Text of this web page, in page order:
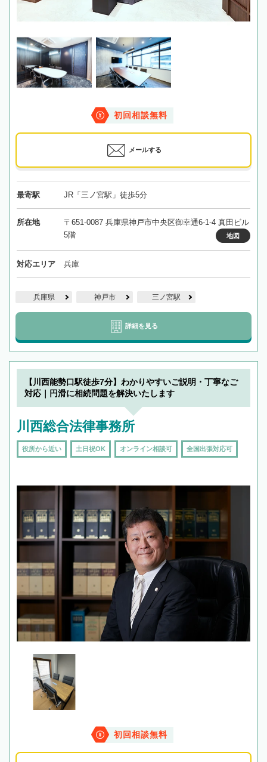
初回相談無料
メールする
最寄駅 JR「三ノ宮駅」徒歩5分
所在地
〒651-0087 兵庫県神戸市中央区御幸通6-1-4 真田ビル
5階
地図
対応エリア 兵庫
兵庫県 神戸市 三ノ宮駅
詳細を見る
【川西能勢口駅徒歩7分】わかりやすいご説明・丁寧なご
対応｜円滑に相続問題を解決いたします
川西総合法律事務所
役所から近い 土日祝OK オンライン相談可 全国出張対応可
初回相談無料